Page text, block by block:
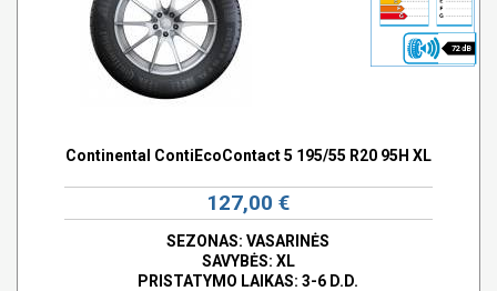
72 dB
Continental ContiEcoContact 5 195/55 R20 95H XL
127,00 €
SEZONAS: VASARINĖS
SAVYBĖS: XL
PRISTATYMO LAIKAS: 3-6 D.D.